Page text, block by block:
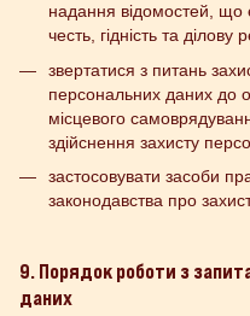
надання відомостей, що
честь, гідність та
звертатися з питань
персональних даних до
місцевого
здійснення захисту
застосовувати засоби
законодавства про
9. Порядок роботи з
даних